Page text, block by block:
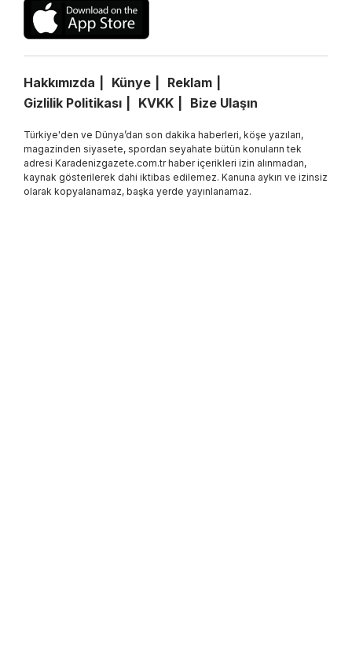
Hakkımızda Künye
Reklam
Gizlilik Politikası
KVKK Bize Ulaşın
Türkiye'den ve Dünya’dan son dakika haberleri, köşe yazıları,
magazinden siyasete, spordan seyahate bütün konuların tek
adresi Karadenizgazete.com.tr haber içerikleri izin alınmadan,
kaynak gösterilerek dahi iktibas edilemez. Kanuna aykırı ve izinsiz
olarak kopyalanamaz, başka yerde yayınlanamaz.